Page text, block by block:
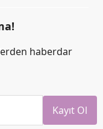
haberdar
Kayıt Ol